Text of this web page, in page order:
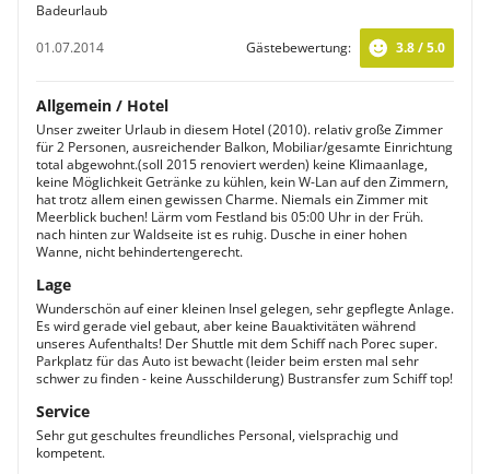
Badeurlaub
01.07.2014
Gästebewertung: 3.8 / 5.0
Allgemein / Hotel
Unser zweiter Urlaub in diesem Hotel (2010). relativ große Zimmer
für 2 Personen, ausreichender Balkon, Mobiliar/gesamte Einrichtung
total abgewohnt.(soll 2015 renoviert werden) keine Klimaanlage,
keine Möglichkeit Getränke zu kühlen, kein W-Lan auf den Zimmern,
hat trotz allem einen gewissen Charme. Niemals ein Zimmer mit
Meerblick buchen! Lärm vom Festland bis 05:00 Uhr in der Früh.
nach hinten zur Waldseite ist es ruhig. Dusche in einer hohen
Wanne, nicht behindertengerecht.
Lage
Wunderschön auf einer kleinen Insel gelegen, sehr gepflegte Anlage.
Es wird gerade viel gebaut, aber keine Bauaktivitäten während
unseres Aufenthalts! Der Shuttle mit dem Schiff nach Porec super.
Parkplatz für das Auto ist bewacht (leider beim ersten mal sehr
schwer zu finden - keine Ausschilderung) Bustransfer zum Schiff top!
Service
Sehr gut geschultes freundliches Personal, vielsprachig und
kompetent.